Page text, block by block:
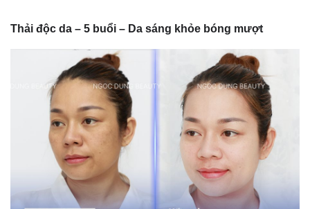
Thải độc da – 5 buổi – Da sáng khỏe bóng mượt